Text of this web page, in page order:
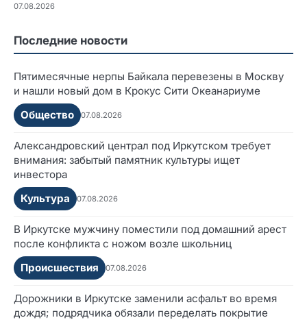
07.08.2026
Последние новости
Пятимесячные нерпы Байкала перевезены в Москву
и нашли новый дом в Крокус Сити Океанариуме
Общество
07.08.2026
Александровский централ под Иркутском требует
внимания: забытый памятник культуры ищет
инвестора
Культура
07.08.2026
В Иркутске мужчину поместили под домашний арест
после конфликта с ножом возле школьниц
Происшествия
07.08.2026
Дорожники в Иркутске заменили асфальт во время
дождя; подрядчика обязали переделать покрытие